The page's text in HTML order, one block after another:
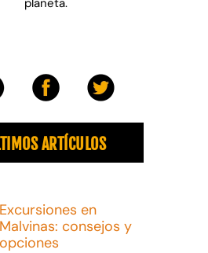
ARTÍCULOS
Excursiones en
Malvinas: consejos y
opciones